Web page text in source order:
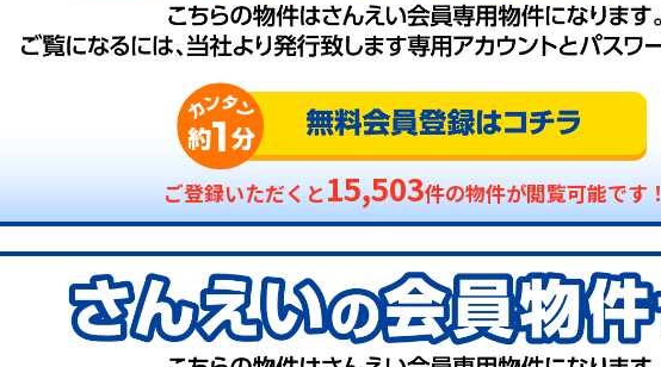
ご登録いただくと15,503件の物件が閲覧可能です！